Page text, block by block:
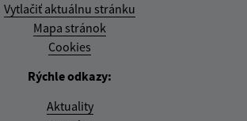
Vytlačiť aktuálnu stránku
Mapa stránok
Cookies
Rýchle odkazy:
Aktuality